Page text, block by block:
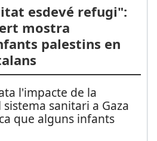
esdevé refugi":
mostra
palestins en
l'impacte de la
sanitari a Gaza
que alguns infants